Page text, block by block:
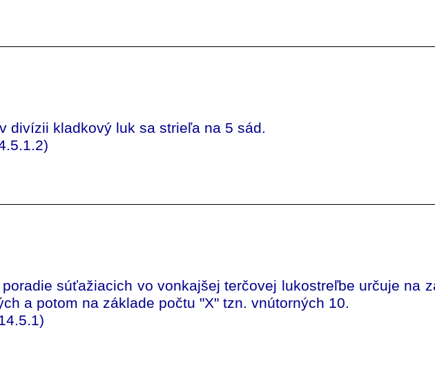
divízii kladkový luk sa strieľa na 5 sád.
súťažiacich vo vonkajšej terčovej lukostreľbe určuje na
a potom na základe počtu "X" tzn. vnútorných 10.